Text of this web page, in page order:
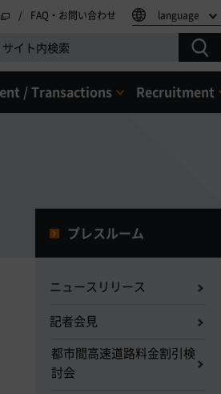
FAQ・お問い合わせ language
/ Transactions Recruitment
プレスルーム
ニュースリリース
記者会見
都市間高速道路料金割引検
討会